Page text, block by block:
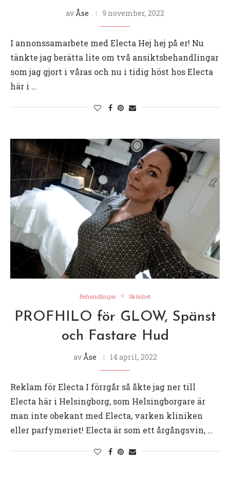
av Åse 9 november, 2022
I annonssamarbete med Electa Hej hej på er! Nu
tänkte jag berätta lite om två ansiktsbehandlingar
som jag gjort i våras och nu i tidig höst hos Electa
här i …
Behandlingar Skönhet
PROFHILO för GLOW, Spänst
och Fastare Hud
av Åse 14 april, 2022
Reklam för Electa I förrgår så åkte jag ner till
Electa här i Helsingborg, som Helsingborgare är
man inte obekant med Electa, varken kliniken
eller parfymeriet! Electa är som ett årgångsvin, …